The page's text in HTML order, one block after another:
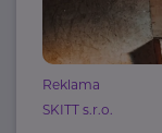
Reklama
SKITT s.r.o.